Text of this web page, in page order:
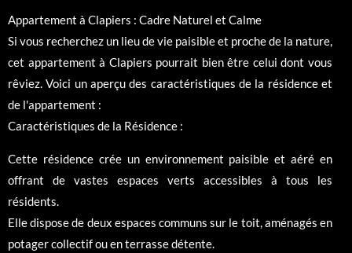
Appartement à Clapiers : Cadre Naturel et Calme
Si vous recherchez un lieu de vie paisible et proche de la nature,
cet appartement à Clapiers pourrait bien être celui dont vous
rêviez. Voici un aperçu des caractéristiques de la résidence et
de l'appartement :
Caractéristiques de la Résidence :
Cette résidence crée un environnement paisible et aéré en
offrant de vastes espaces verts accessibles à tous les
résidents.
Elle dispose de deux espaces communs sur le toit, aménagés en
potager collectif ou en terrasse détente.